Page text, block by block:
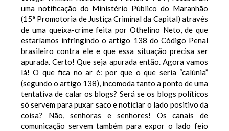
uma notificação do Ministério Público do Maranhão
(15ª Promotoria de Justiça Criminal da Capital) através
de uma queixa-crime feita por Othelino Neto, de que
estaríamos infringindo o artigo 138 do Código Penal
brasileiro contra ele e que essa situação precisa ser
apurada. Certo! Que seja apurada então. Agora vamos
lá! O que fica no ar é: por que o que seria “calúnia”
(segundo o artigo 138), incomoda tanto a ponto de uma
tentativa de calar os blogs? Será se os blogs políticos
só servem para puxar saco e noticiar o lado positivo da
coisa? Não, senhoras e senhores! Os canais de
comunicação servem também para expor o lado feio